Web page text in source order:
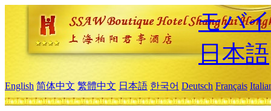
モバ
日本語
English 简体中文 繁體中文 日本語 한국어 Deutsch Français